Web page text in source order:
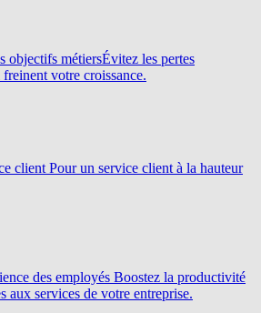
objectifs métiersÉvitez les pertes
votre croissance.
client Pour un service client à la hauteur
des employés Boostez la productivité
aux services de votre entreprise.